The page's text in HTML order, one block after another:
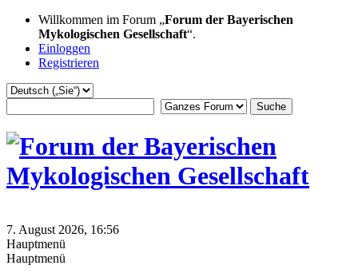
Willkommen im Forum „Forum der Bayerischen
Mykologischen Gesellschaft“.
Einloggen
Registrieren
7. August 2026, 16:56
Hauptmenü
Hauptmenü